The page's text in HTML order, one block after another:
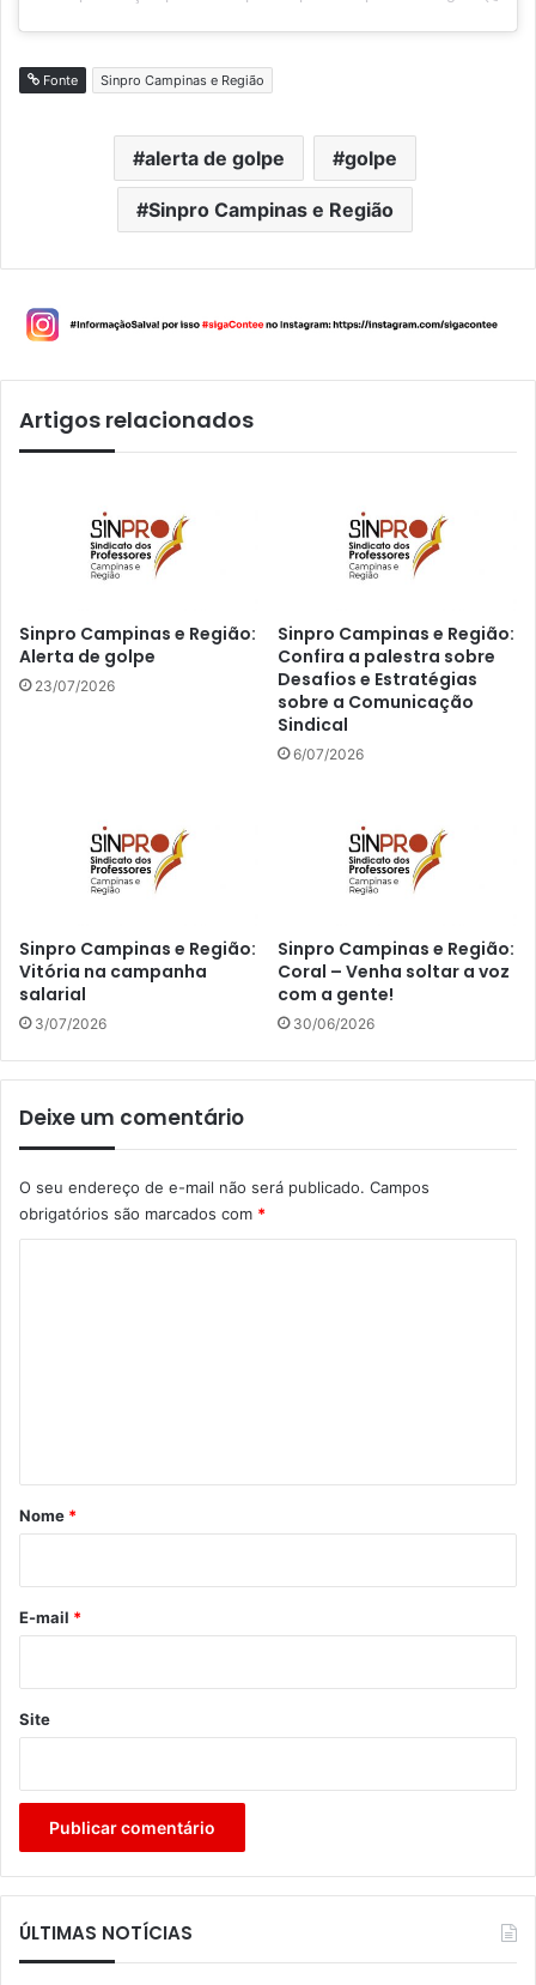
Fonte Sinpro Campinas e Região
alerta de golpe golpe
Sinpro Campinas e Região
Artigos relacionados
Sinpro Campinas e Região:
Alerta de golpe
23/07/2026
Sinpro Campinas e Região:
Confira a palestra sobre
Desafios e Estratégias
sobre a Comunicação
Sindical
6/07/2026
Sinpro Campinas e Região:
Vitória na campanha
salarial
3/07/2026
Sinpro Campinas e Região:
Coral – Venha soltar a voz
com a gente!
30/06/2026
Deixe um comentário
O seu endereço de e-mail não será publicado. Campos
obrigatórios são marcados com *
r
*
Nome *
E-mail *
Site
ÚLTIMAS NOTÍCIAS